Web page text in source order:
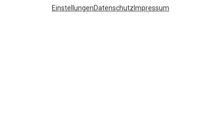
EinstellungenDatenschutz Impressum